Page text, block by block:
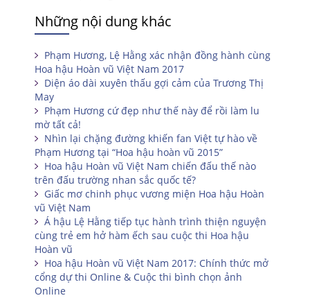
Những nội dung khác
Phạm Hương, Lệ Hằng xác nhận đồng hành cùng
Hoa hậu Hoàn vũ Việt Nam 2017
Diện áo dài xuyên thấu gợi cảm của Trương Thị
May
Phạm Hương cứ đẹp như thế này để rồi làm lu
mờ tất cả!
Nhìn lại chặng đường khiến fan Việt tự hào về
Phạm Hương tại “Hoa hậu hoàn vũ 2015”
Hoa hậu Hoàn vũ Việt Nam chiến đấu thế nào
trên đấu trường nhan sắc quốc tế?
Giấc mơ chinh phục vương miện Hoa hậu Hoàn
vũ Việt Nam
Á hậu Lệ Hằng tiếp tục hành trình thiện nguyện
cùng trẻ em hở hàm ếch sau cuộc thi Hoa hậu
Hoàn vũ
Hoa hậu Hoàn vũ Việt Nam 2017: Chính thức mở
cổng dự thi Online & Cuộc thi bình chọn ảnh
Online